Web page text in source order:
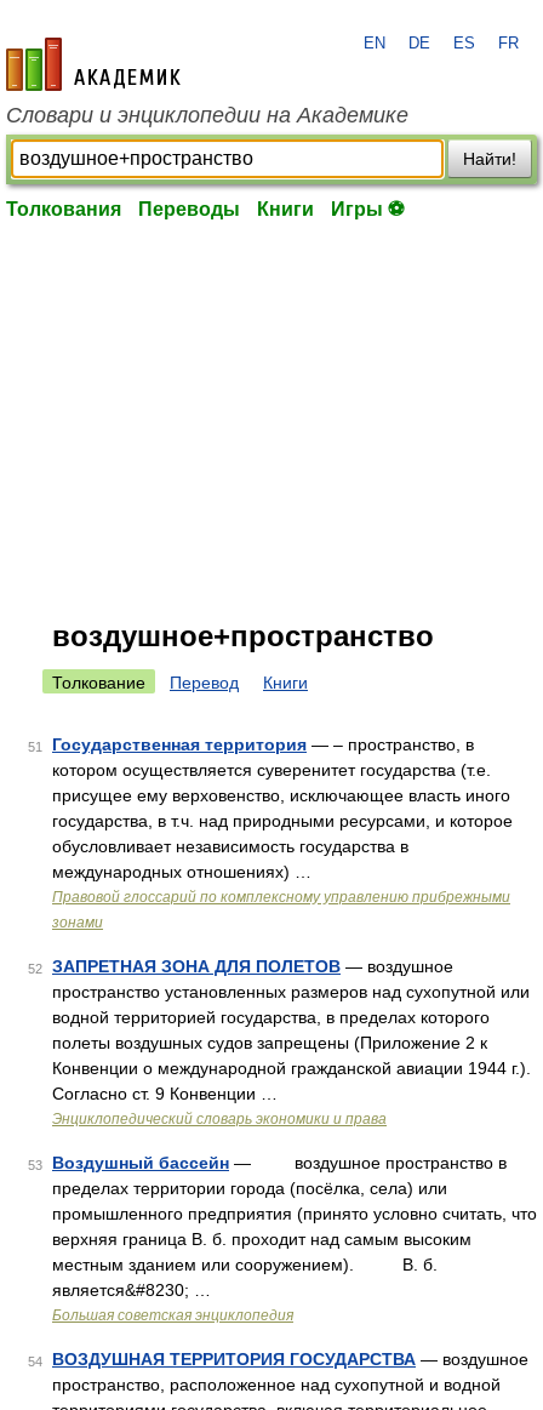
academic.ru
EN DE ES FR
Словари и энциклопедии на Академике
Найти!
Толкования Переводы Книги Игры ⚽
воздушное+пространство
Толкование Перевод Книги
51 Государственная территория — – пространство, в
котором осуществляется суверенитет государства (т.е.
присущее ему верховенство, исключающее власть иного
государства, в т.ч. над природными ресурсами, и которое
обусловливает независимость государства в
международных отношениях) …
Правовой глоссарий по комплексному управлению прибрежными
зонами
52 ЗАПРЕТНАЯ ЗОНА ДЛЯ ПОЛЕТОВ — воздушное
пространство установленных размеров над сухопутной или
водной территорией государства, в пределах которого
полеты воздушных судов запрещены (Приложение 2 к
Конвенции о международной гражданской авиации 1944 г.).
Согласно ст. 9 Конвенции …
Энциклопедический словарь экономики и права
53 Воздушный бассейн — воздушное пространство в
пределах территории города (посёлка, села) или
промышленного предприятия (принято условно считать, что
верхняя граница В. б. проходит над самым высоким
местным зданием или сооружением). В. б.
является&#8230; …
Большая советская энциклопедия
54 ВОЗДУШНАЯ ТЕРРИТОРИЯ ГОСУДАРСТВА — воздушное
пространство, расположенное над сухопутной и водной